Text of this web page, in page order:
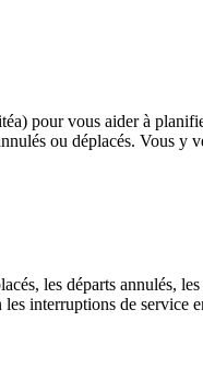
pour vous aider à
ou déplacés. Vous y
les départs annulés,
interruptions de service